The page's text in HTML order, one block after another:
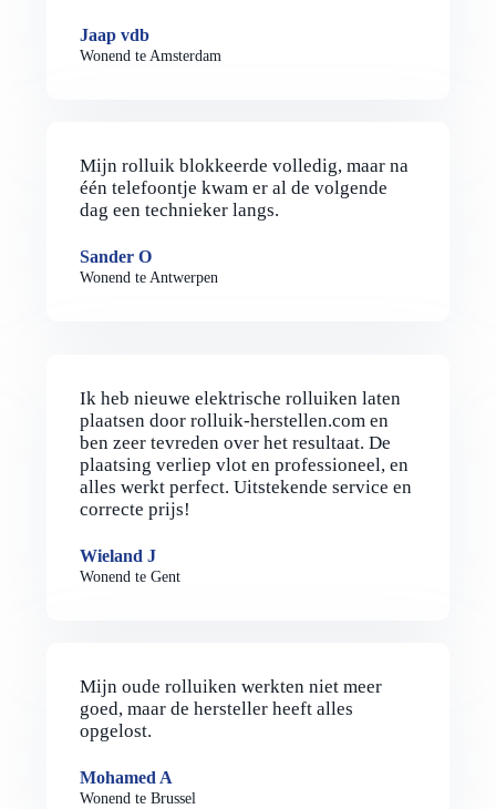
Jaap vdb
Wonend te Amsterdam
Mijn rolluik blokkeerde volledig, maar na
één telefoontje kwam er al de volgende
dag een technieker langs.
Sander O
Wonend te Antwerpen
Ik heb nieuwe elektrische rolluiken laten
plaatsen door rolluik-herstellen.com en
ben zeer tevreden over het resultaat. De
plaatsing verliep vlot en professioneel, en
alles werkt perfect. Uitstekende service en
correcte prijs!
Wieland J
Wonend te Gent
Mijn oude rolluiken werkten niet meer
goed, maar de hersteller heeft alles
opgelost.
Mohamed A
Wonend te Brussel